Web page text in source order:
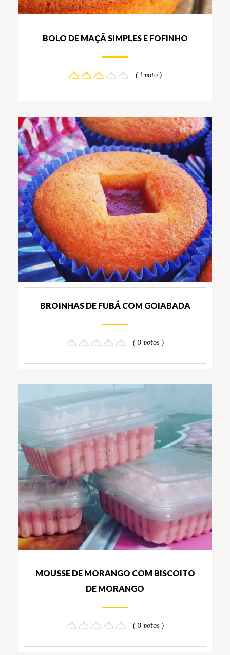
BOLO DE MAÇÃ SIMPLES E FOFINHO
( 1 voto )
BROINHAS DE FUBÁ COM GOIABADA
( 0 votos )
MOUSSE DE MORANGO COM BISCOITO
DE MORANGO
( 0 votos )